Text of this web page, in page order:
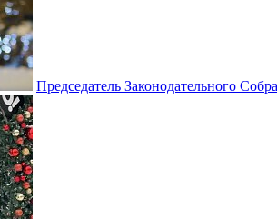
Председатель Законодательного